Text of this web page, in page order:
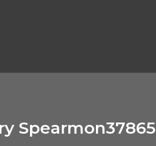
Spearmon37865